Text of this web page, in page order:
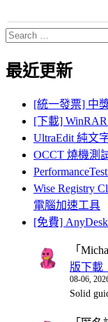
Search
for:
最近更新
[統一發票] 中
[下載]
UltraEdit 純文
OCCT 燒機測
Wise Registry
電腦加速工具
[免費]
「
版下載
08-06,
Solid